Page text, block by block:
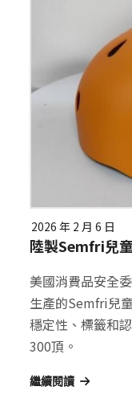
2026 年 2 月 6 日
陸製Semfri兒
美國消費品安全
生產的Semfri兒
穩定性、標籤和
300頂。
繼續閱讀